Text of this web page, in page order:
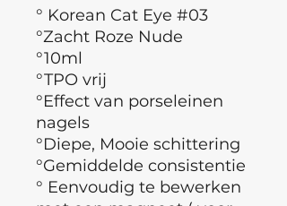
° Korean Cat Eye #03
°Zacht Roze Nude
°10ml
°TPO vrij
°Effect van porseleinen
nagels
°Diepe, Mooie schittering
°Gemiddelde consistentie
° Eenvoudig te bewerken